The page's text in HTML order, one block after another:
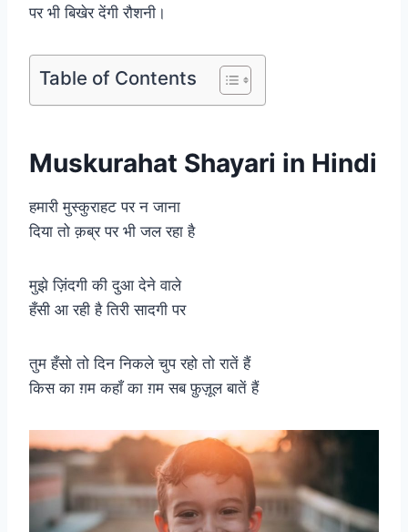
पर भी बिखेर देंगी रौशनी।
Table of Contents
Muskurahat Shayari in Hindi
हमारी मुस्कुराहट पर न जाना
दिया तो क़ब्र पर भी जल रहा है
मुझे ज़िंदगी की दुआ देने वाले
हँसी आ रही है तिरी सादगी पर
तुम हँसो तो दिन निकले चुप रहो तो रातें हैं
किस का ग़म कहाँ का ग़म सब फ़ुज़ूल बातें हैं